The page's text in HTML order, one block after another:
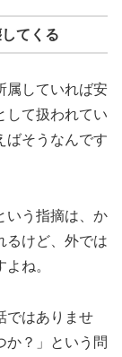
てくる
属していれば安
して扱われてい
ばそうなんです
いう指摘は、か
るけど、外では
ね。
ではありませ
か？」という問